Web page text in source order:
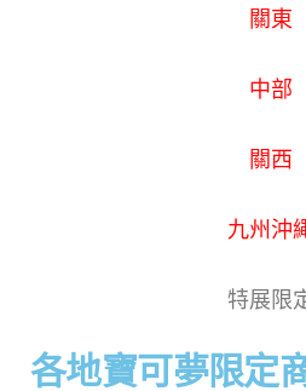
關東
中部
關西
九州沖
特展限
各地寶可夢限定